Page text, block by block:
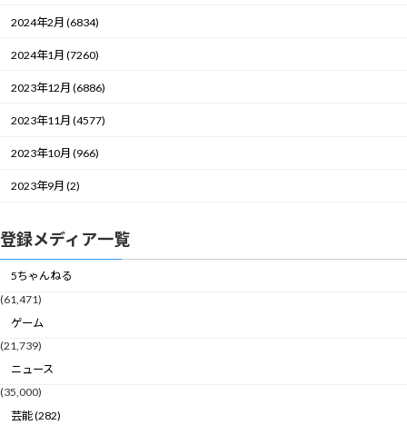
2024年2月 (6834)
2024年1月 (7260)
2023年12月 (6886)
2023年11月 (4577)
2023年10月 (966)
2023年9月 (2)
登録メディア一覧
5ちゃんねる
(61,471)
ゲーム
(21,739)
ニュース
(35,000)
芸能 (282)